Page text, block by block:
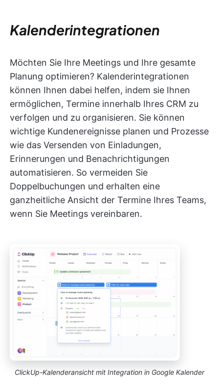
Kalenderintegrationen
Möchten Sie Ihre Meetings und Ihre gesamte
Planung optimieren? Kalenderintegrationen
können Ihnen dabei helfen, indem sie Ihnen
ermöglichen, Termine innerhalb Ihres CRM zu
verfolgen und zu organisieren. Sie können
wichtige Kundenereignisse planen und Prozesse
wie das Versenden von Einladungen,
Erinnerungen und Benachrichtigungen
automatisieren. So vermeiden Sie
Doppelbuchungen und erhalten eine
ganzheitliche Ansicht der Termine Ihres Teams,
wenn Sie Meetings vereinbaren.
ClickUp-Kalenderansicht mit Integration in Google Kalender